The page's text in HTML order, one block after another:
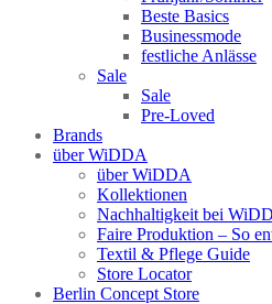
Beste Basics
Businessmode
festliche Anlässe
Sale
Sale
Pre-Loved
Brands
über WiDDA
über WiDDA
Kollektionen
Nachhaltigkeit bei
Faire Produktion – So
Textil & Pflege Guide
Store Locator
Berlin Concept Store